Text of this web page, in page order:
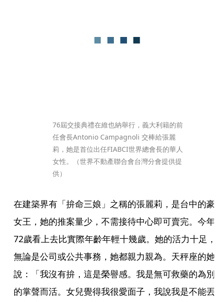
76屆交接典禮在維也納舉行，義大利籍的前
任會長Antonio Campagnoli 交棒給張麗
莉，她是首位出任FIABCI世界總會長的華人
女性。（世界不動產聯合會台灣分會提供提
供）
在建築界有「拚命三娘」之稱的張麗莉，是台中的豪
女王，她的推案量少，不需接待中心即可賣完。今年
72歲看上去比實際年齡年輕十幾歲。她的活力十足，
無論是公司或公共事務，她都親力親為。天秤座的她
說：「我沒有拚，這是榮譽感。我是無可救藥的為別
的掌聲而活。女兒覺得我很愛面子，我說我是不能丟